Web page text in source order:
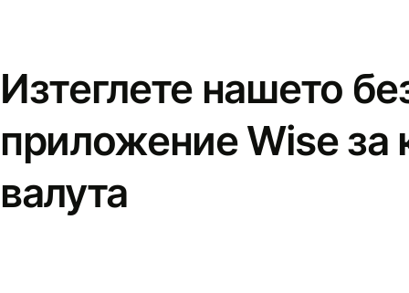
Изтеглете нашето
приложение Wise за
валута